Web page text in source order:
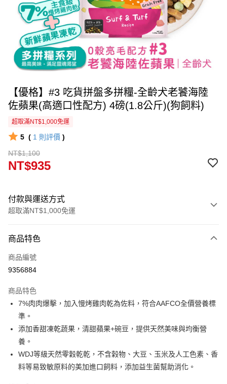
【優格】#3 吃貨拼盤多拼糧-全齡犬老饕海陸
佐蘋果(高適口性配方) 4磅(1.8公斤)(狗飼料)
超取滿NT$1,000免運
5 ( 1 則評價 )
NT$1,100
NT$935
付款與運送方式
超取滿NT$1,000免運
信用卡一次付款
信用卡分期付款
合作金庫商業銀行
華南商業銀行
彰化商業銀行
上海商業儲蓄銀行
國泰世華商業銀行
兆豐國際商業銀行
臺灣中小企業銀行
匯豐（台灣）商業銀行
華泰商業銀行
聯邦商業銀行
遠東國際商業銀行
元大商業銀行
永豐商業銀行
超商取貨付款
LINE Pay
Apple Pay
街口支付
商品特色
商品編號
9356884
商品特色
7%肉肉爆擊，加入慢烤雞肉乾為佐料，符合AAFCO全價營養標
準。
添加香甜凍乾蔬果，清甜蘋果+碗豆，提供天然美味與均衡營
養。
WDJ等級天然零穀乾乾，不含榖物、大豆、玉米及人工色素、香
料等易致敏原料的美加進口飼料，添加益生菌幫助消化。